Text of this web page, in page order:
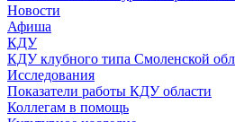
Новости
Афиша
КДУ
КДУ клубного типа Смоленской
Исследования
Показатели работы КДУ области
Коллегам в помощь